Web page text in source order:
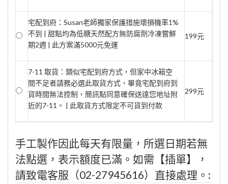
宅配到府：Susan老師獨家保護措施壞損機率1%
不到 | 甜點均為低糖天然配方無防腐劑冷凍嘗鮮
期2週 | 此方案滿5000元免運
199元
7-11 取貨：類似宅配到府方式，但家中冰箱空
間不足者請務必選此取貨方式，畢竟宅配到府到
貨時間無法控制，簡訊點同意確保送達您地址附
近的7-11。 | 此取貨方式限定不可貨到付款
299元
手工製作因此每天有限量，所選日期若無
法點選，表示額度已滿。如需【插單】，
請致電客服（02-27945616）直接處理。: